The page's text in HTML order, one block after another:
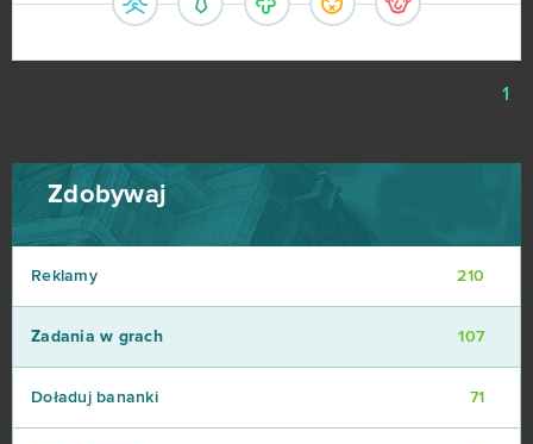
1
Zdobywaj
Reklamy 210
Zadania w grach 107
Doładuj bananki 71